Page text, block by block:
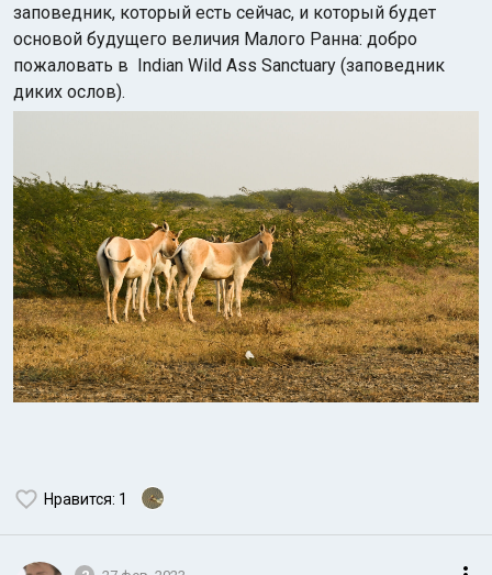
заповедник, который есть сейчас, и который будет
основой будущего величия Малого Ранна: добро
пожаловать в Indian Wild Ass Sanctuary (заповедник
диких ослов).
Нравится: 1